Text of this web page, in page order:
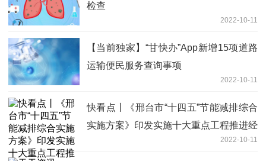
检查
2022-10-11
【当前独家】“甘快办”App新增15项道路
运输便民服务查询事项
2022-10-11
快看点丨《邢台市“十四五”节能减排综合
实施方案》印发实施十大重点工程推进经
2022-10-11